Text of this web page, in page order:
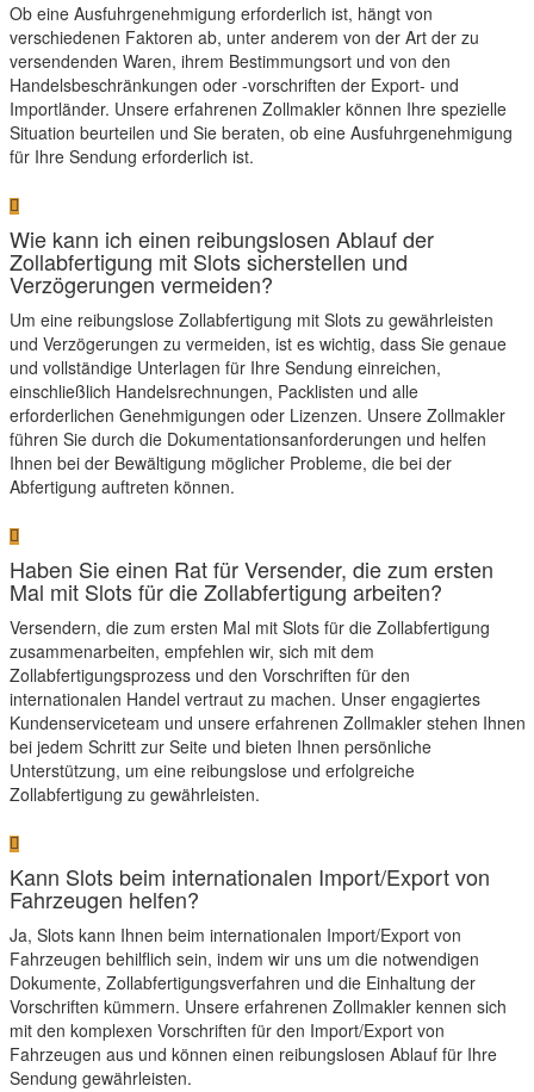
Ob eine Ausfuhrgenehmigung erforderlich ist, hängt von
verschiedenen Faktoren ab, unter anderem von der Art der zu
versendenden Waren, ihrem Bestimmungsort und von den
Handelsbeschränkungen oder -vorschriften der Export- und
Importländer. Unsere erfahrenen Zollmakler können Ihre spezielle
Situation beurteilen und Sie beraten, ob eine Ausfuhrgenehmigung
für Ihre Sendung erforderlich ist.
Wie kann ich einen reibungslosen Ablauf der
Zollabfertigung mit Slots sicherstellen und
Verzögerungen vermeiden?
Um eine reibungslose Zollabfertigung mit Slots zu gewährleisten
und Verzögerungen zu vermeiden, ist es wichtig, dass Sie genaue
und vollständige Unterlagen für Ihre Sendung einreichen,
einschließlich Handelsrechnungen, Packlisten und alle
erforderlichen Genehmigungen oder Lizenzen. Unsere Zollmakler
führen Sie durch die Dokumentationsanforderungen und helfen
Ihnen bei der Bewältigung möglicher Probleme, die bei der
Abfertigung auftreten können.
Haben Sie einen Rat für Versender, die zum ersten
Mal mit Slots für die Zollabfertigung arbeiten?
Versendern, die zum ersten Mal mit Slots für die Zollabfertigung
zusammenarbeiten, empfehlen wir, sich mit dem
Zollabfertigungsprozess und den Vorschriften für den
internationalen Handel vertraut zu machen. Unser engagiertes
Kundenserviceteam und unsere erfahrenen Zollmakler stehen Ihnen
bei jedem Schritt zur Seite und bieten Ihnen persönliche
Unterstützung, um eine reibungslose und erfolgreiche
Zollabfertigung zu gewährleisten.
Kann Slots beim internationalen Import/Export von
Fahrzeugen helfen?
Ja, Slots kann Ihnen beim internationalen Import/Export von
Fahrzeugen behilflich sein, indem wir uns um die notwendigen
Dokumente, Zollabfertigungsverfahren und die Einhaltung der
Vorschriften kümmern. Unsere erfahrenen Zollmakler kennen sich
mit den komplexen Vorschriften für den Import/Export von
Fahrzeugen aus und können einen reibungslosen Ablauf für Ihre
Sendung gewährleisten.